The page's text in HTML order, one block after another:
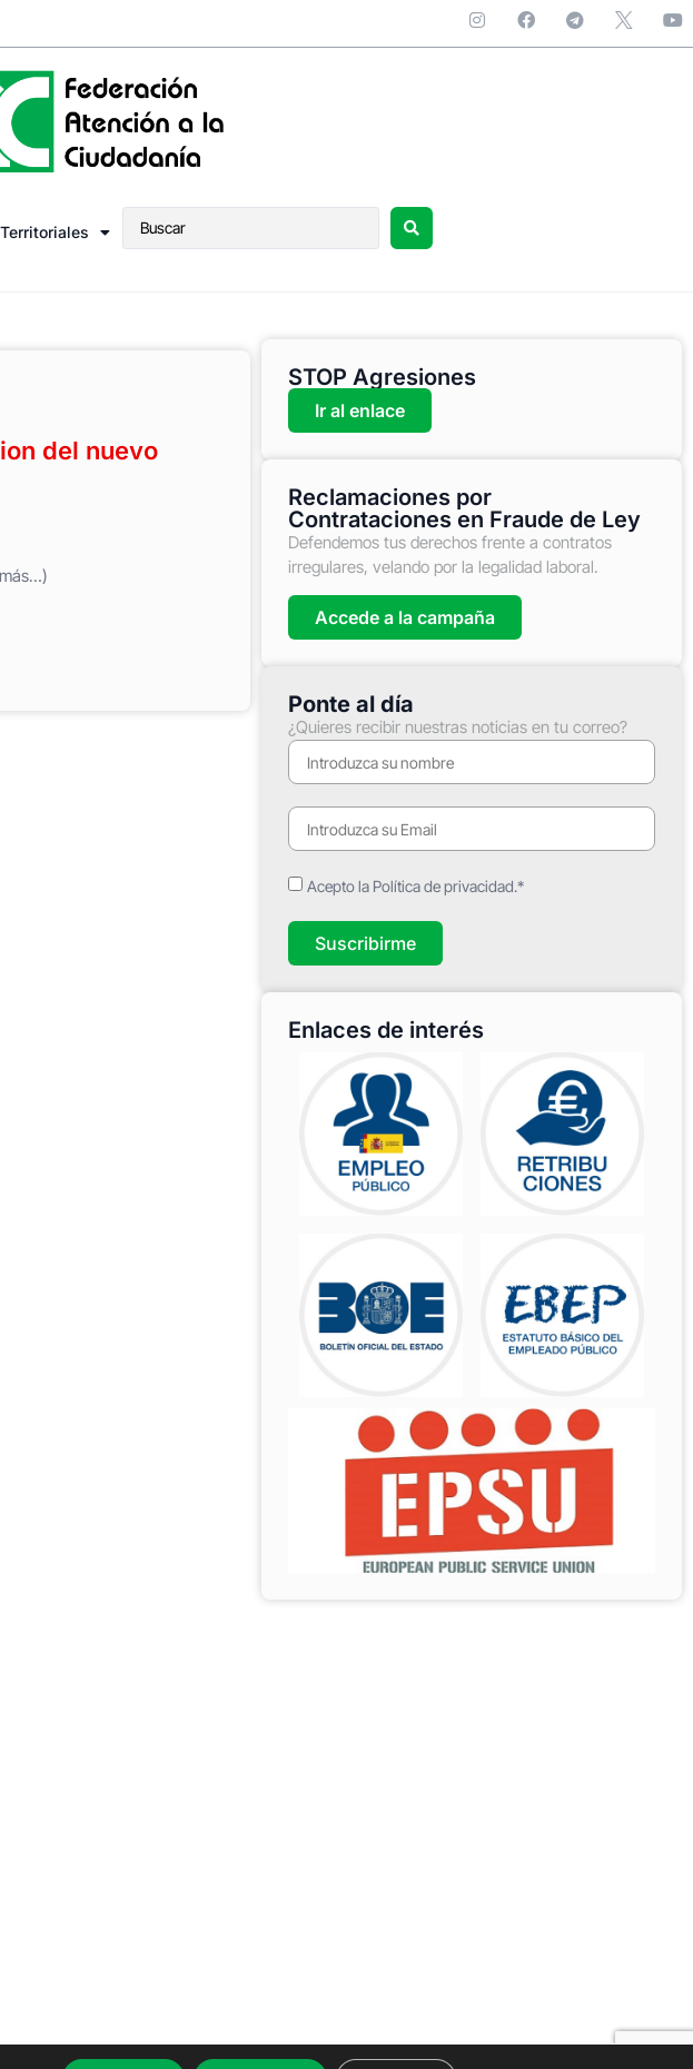
Territoriales
del nuevo
STOP Agresiones
Ir al enlace
Reclamaciones por
Contrataciones en Fraude de Ley
Defendemos tus derechos frente a contratos
irregulares, velando por la legalidad laboral.
Accede a la campaña
Ponte al día
¿Quieres recibir nuestras noticias en tu correo?
Acepto la Política de privacidad.*
Suscribirme
Enlaces de interés